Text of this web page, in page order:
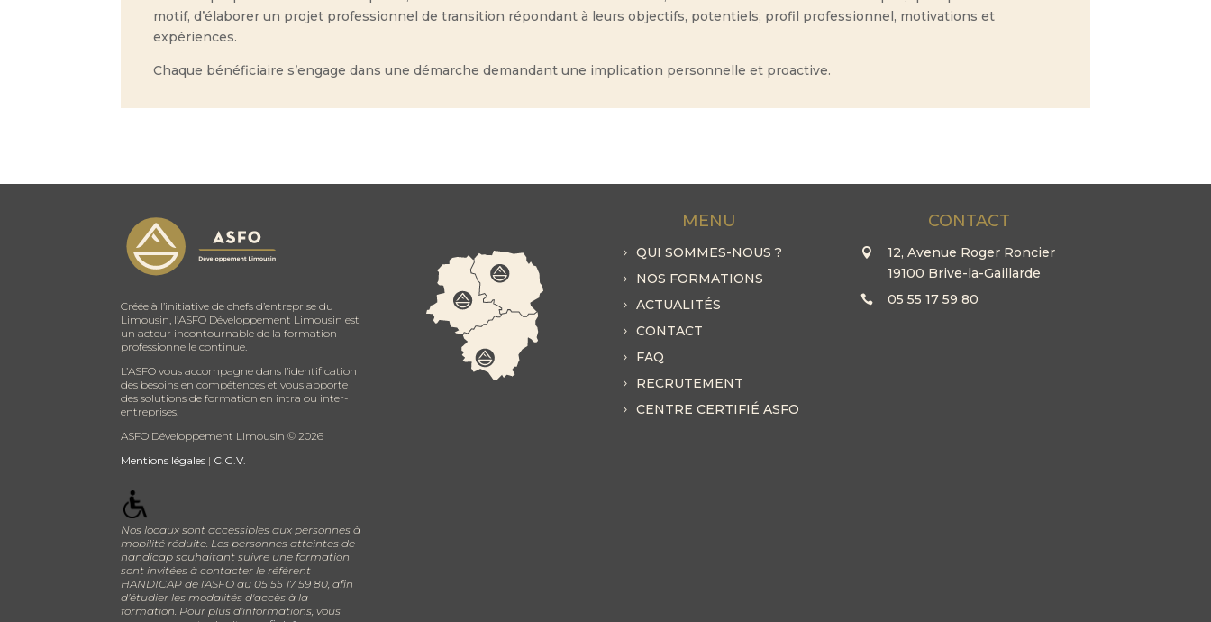
motif, d’élaborer un projet professionnel de transition répondant à leurs objectifs, potentiels, profil professionnel, motivations et
expériences.
Chaque bénéficiaire s’engage dans une démarche demandant une implication personnelle et proactive.
Créée à l’initiative de chefs d’entreprise du
Limousin, l’ASFO Développement Limousin est
un acteur incontournable de la formation
professionnelle continue.
L’ASFO vous accompagne dans l’identification
des besoins en compétences et vous apporte
des solutions de formation en intra ou inter-
entreprises.
ASFO Développement Limousin ©2026
Mentions légales | C.G.V.
Nos locaux sont accessibles aux personnes à
mobilité réduite. Les personnes atteintes de
handicap souhaitant suivre une formation
sont invitées à contacter le référent
HANDICAP de l'ASFO au 05 55 17 59 80, afin
d’étudier les modalités d'accès à la
formation. Pour plus d’informations, vous
MENU
QUI SOMMES-NOUS ?
NOS FORMATIONS
ACTUALITÉS
CONTACT
FAQ
RECRUTEMENT
CENTRE CERTIFIÉ ASFO
CONTACT
12, Avenue Roger Roncier
19100 Brive-la-Gaillarde
05 55 17 59 80